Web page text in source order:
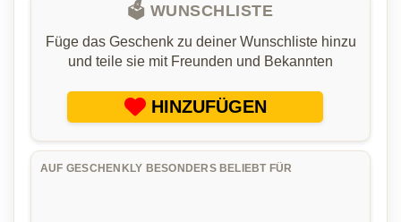
🗳️ WUNSCHLISTE
Füge das Geschenk zu deiner Wunschliste hinzu
und teile sie mit Freunden und Bekannten
HINZUFÜGEN
AUF GESCHENKLY BESONDERS BELIEBT FÜR